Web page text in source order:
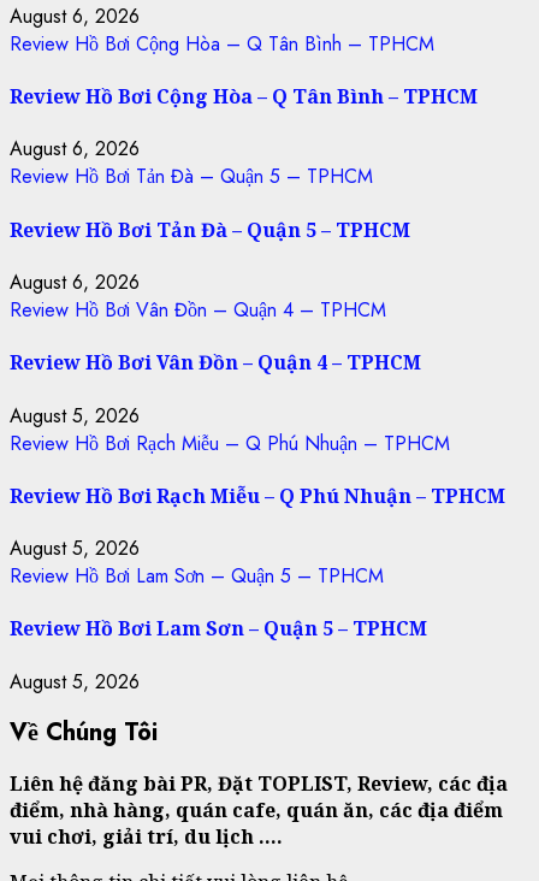
August 6, 2026
Review Hồ Bơi Cộng Hòa – Q Tân Bình – TPHCM
Review Hồ Bơi Cộng Hòa – Q Tân Bình – TPHCM
August 6, 2026
Review Hồ Bơi Tản Đà – Quận 5 – TPHCM
Review Hồ Bơi Tản Đà – Quận 5 – TPHCM
August 6, 2026
Review Hồ Bơi Vân Đồn – Quận 4 – TPHCM
Review Hồ Bơi Vân Đồn – Quận 4 – TPHCM
August 5, 2026
Review Hồ Bơi Rạch Miễu – Q Phú Nhuận – TPHCM
Review Hồ Bơi Rạch Miễu – Q Phú Nhuận – TPHCM
August 5, 2026
Review Hồ Bơi Lam Sơn – Quận 5 – TPHCM
Review Hồ Bơi Lam Sơn – Quận 5 – TPHCM
August 5, 2026
Về Chúng Tôi
Liên hệ đăng bài PR, Đặt TOPLIST, Review, các địa
điểm, nhà hàng, quán cafe, quán ăn, các địa điểm
vui chơi, giải trí, du lịch ….